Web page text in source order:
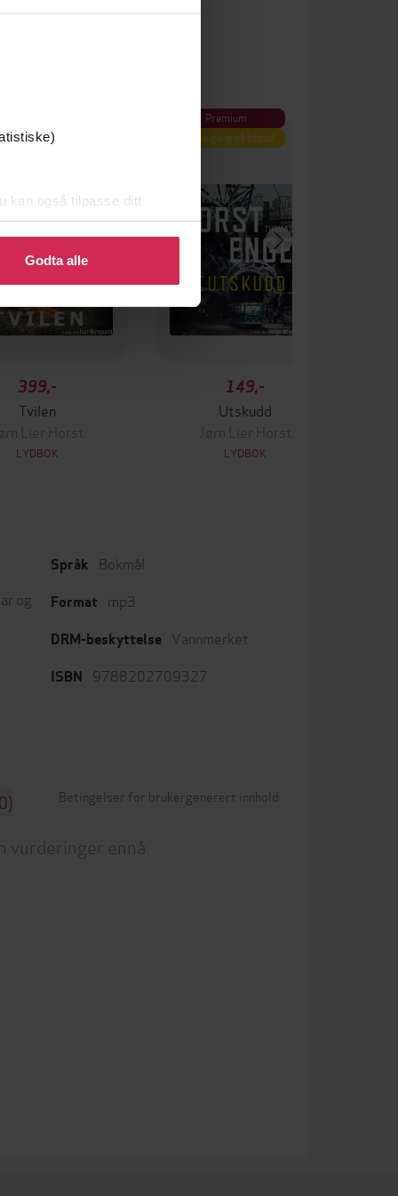
kan også tilpasse ditt
eller endre ditt samtykke.
Godta alle
399,-
Tvilen
Jørn Lier Horst
LYDBOK
Premium
Første gang på tilbud
149,-
Utskudd
Jørn Lier Horst
LYDBOK
og
Språk Bokmål
Format mp3
DRM-beskyttelse Vannmerket
ISBN 9788202709327
Betingelser for brukergenerert innhold
vurderinger ennå